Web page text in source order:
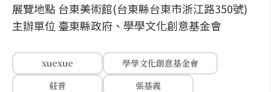
展覽地點 台東美術館(台東縣台東市浙江路350號)
主辦單位 臺東縣政府、學學文化創意基金會
xuexue
學學文化創意基金會
莊普
張基義